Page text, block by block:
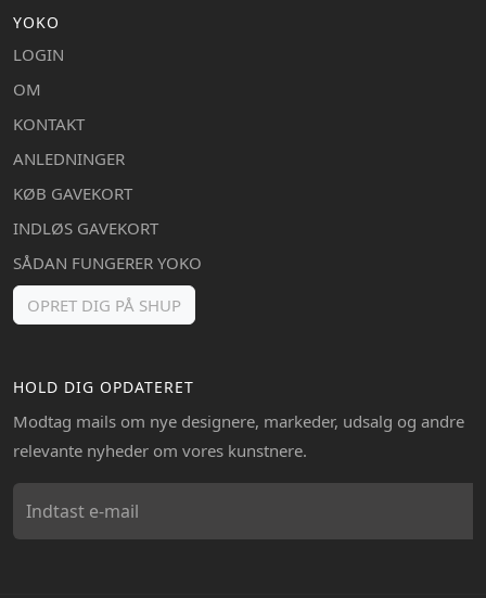
YOKO
LOGIN
OM
KONTAKT
ANLEDNINGER
KØB GAVEKORT
INDLØS GAVEKORT
SÅDAN FUNGERER YOKO
OPRET DIG PÅ SHUP
HOLD DIG OPDATERET
Modtag mails om nye designere, markeder, udsalg og andre
relevante nyheder om vores kunstnere.